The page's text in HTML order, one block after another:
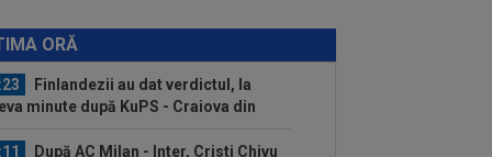
ORĂși a rezolvat transferul
Finlandezii au dat verdictul, la
minute după KuPS - Craiova din
După AC Milan - Inter, Cristi Chivu